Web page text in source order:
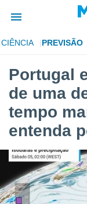
da
foi
para
as
fornecidas
a este
CIÊNCIA PREVISÃO
Portugal
de uma
tempo
entenda